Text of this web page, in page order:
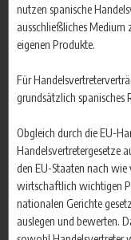
nutzen spanische
ausschließliches
eigenen Produkte.
Für
grundsätzlich spanisches
Obgleich durch die EU-
Handelsvertretergesetze
den EU-Staaten nach
wirtschaftlich wichtigen
nationalen Gerichte
auslegen und bewerten.